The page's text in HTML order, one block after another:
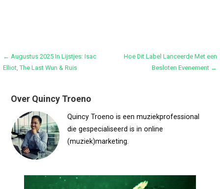
Bericht
← Augustus 2025 In Lijstjes: Isac
Elliot, The Last Wun & Ruis
Hoe Dit Label Lanceerde Met een
Besloten Evenement →
Over Quincy Troeno
Quincy Troeno is een muziekprofessional
die gespecialiseerd is in online
(muziek)marketing.